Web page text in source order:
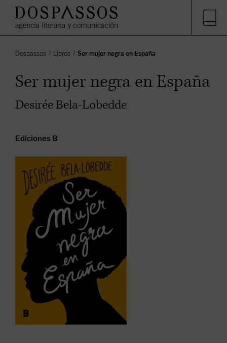
Ser mujer negra en España
Libros
Dospassos
Ser mujer negra en España
Desirée Bela-Lobedde
Ediciones B